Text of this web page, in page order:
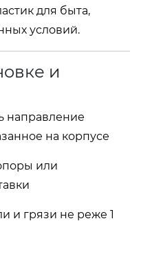
для быта,
условий.
и
направление
на корпусе
или
и грязи не реже 1